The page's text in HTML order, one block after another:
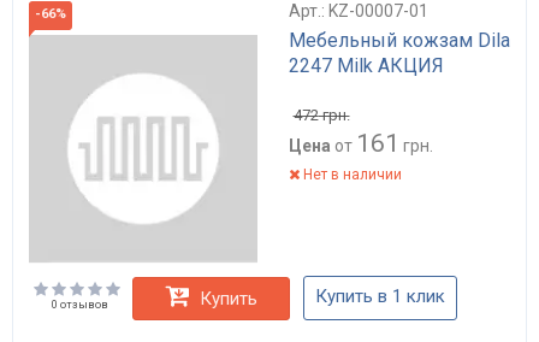
-66% Арт.: KZ-00007-01
Мебельный кожзам Dila
2247 Milk АКЦИЯ
472грн.
Цена от 161 грн.
Нет в наличии
0 отзывов Купить Купить в 1 клик